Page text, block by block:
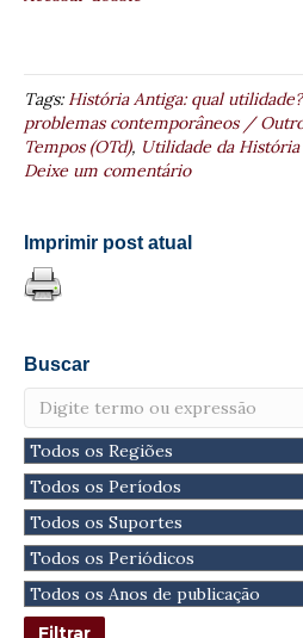
Tags:História Antiga: qual
problemas contemporâneos /
Tempos (OTd), Utilidade da História
Deixe um comentário
Imprimir post atual
Buscar